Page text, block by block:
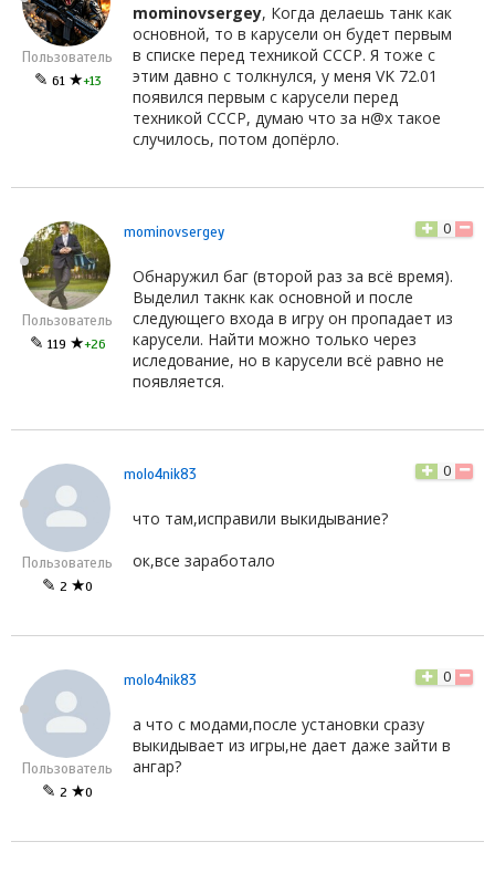
Пользователь
✎ 61 ★+13
mominovsergey, Когда делаешь танк как
основной, то в карусели он будет первым
в списке перед техникой СССР. Я тоже с
этим давно с толкнулся, у меня VK 72.01
появился первым с карусели перед
техникой СССР, думаю что за н@х такое
случилось, потом допёрло.
Пользователь
✎ 119 ★+26
mominovsergey 0
Обнаружил баг (второй раз за всё время).
Выделил такнк как основной и после
следующего входа в игру он пропадает из
карусели. Найти можно только через
иследование, но в карусели всё равно не
появляется.
Пользователь
✎ 2 ★0
molo4nik83 0
что там,исправили выкидывание?
ок,все заработало
Пользователь
✎ 2 ★0
molo4nik83 0
а что с модами,после установки сразу
выкидывает из игры,не дает даже зайти в
ангар?